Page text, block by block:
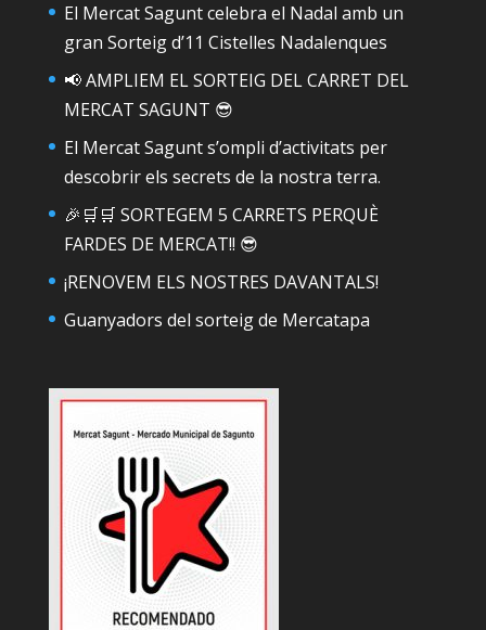
El Mercat Sagunt celebra el Nadal amb un
gran Sorteig d’11 Cistelles Nadalenques
📢 AMPLIEM EL SORTEIG DEL CARRET DEL
MERCAT SAGUNT 😎
El Mercat Sagunt s’ompli d’activitats per
descobrir els secrets de la nostra terra.
🎉🛒🛒 SORTEGEM 5 CARRETS PERQUÈ
FARDES DE MERCAT!! 😎
¡RENOVEM ELS NOSTRES DAVANTALS!
Guanyadors del sorteig de Mercatapa